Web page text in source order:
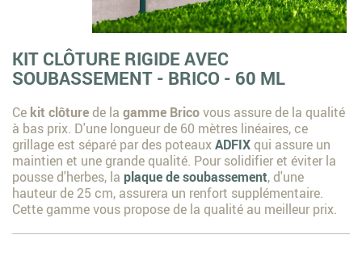
KIT CLÔTURE RIGIDE AVEC
SOUBASSEMENT - BRICO - 60 ML
Ce kit clôturede la gamme Bricovous assure de la qualité
à bas prix. D'une longueur de 60 mètres linéaires, ce
grillage est séparé par des poteauxADFIXqui assure un
maintien et une grande qualité. Pour solidifier et éviter la
pousse d'herbes, la plaque de soubassement, d'une
hauteur de 25 cm, assurera un renfort supplémentaire.
Cette gamme vous propose de la qualité au meilleur prix.